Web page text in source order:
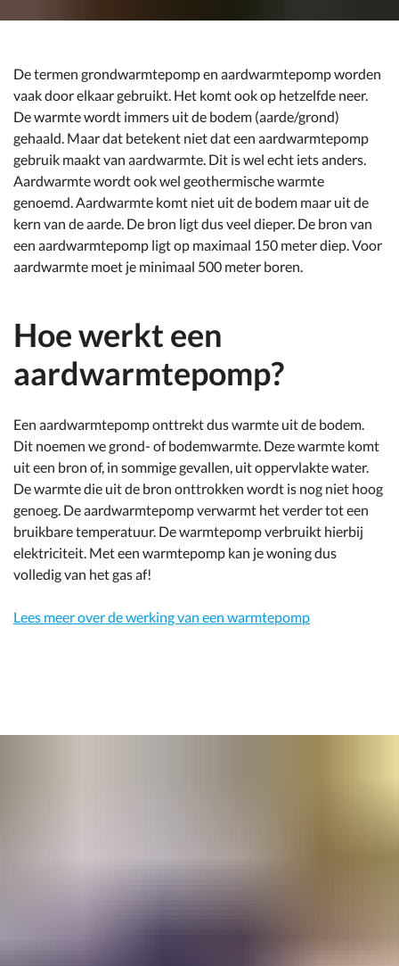
De termen grondwarmtepomp en aardwarmtepomp worden
vaak door elkaar gebruikt. Het komt ook op hetzelfde neer.
De warmte wordt immers uit de bodem (aarde/grond)
gehaald. Maar dat betekent niet dat een aardwarmtepomp
gebruik maakt van aardwarmte. Dit is wel echt iets anders.
Aardwarmte wordt ook wel geothermische warmte
genoemd. Aardwarmte komt niet uit de bodem maar uit de
kern van de aarde. De bron ligt dus veel dieper. De bron van
een aardwarmtepomp ligt op maximaal 150 meter diep. Voor
aardwarmte moet je minimaal 500 meter boren.
Hoe werkt een
aardwarmtepomp?
Een aardwarmtepomp onttrekt dus warmte uit de bodem.
Dit noemen we grond- of bodemwarmte. Deze warmte komt
uit een bron of, in sommige gevallen, uit oppervlakte water.
De warmte die uit de bron onttrokken wordt is nog niet hoog
genoeg. De aardwarmtepomp verwarmt het verder tot een
bruikbare temperatuur. De warmtepomp verbruikt hierbij
elektriciteit. Met een warmtepomp kan je woning dus
volledig van het gas af!
Lees meer over de werking van een warmtepomp